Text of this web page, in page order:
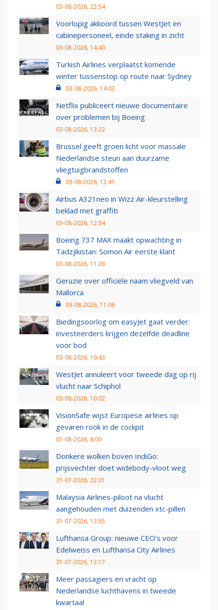
03-08-2026, 22:54
Voorlopig akkoord tussen WestJet en
cabinepersoneel, einde staking in zicht
03-08-2026, 14:40
Turkish Airlines verplaatst komende
winter tussenstop op route naar Sydney
03-08-2026, 14:03
Netflix publiceert nieuwe documentaire
over problemen bij Boeing
03-08-2026, 13:22
Brussel geeft groen licht voor massale
Nederlandse steun aan duurzame
vliegtuigbrandstoffen
03-08-2026, 12:41
Airbus A321neo in Wizz Air-kleurstelling
beklad met graffiti
03-08-2026, 12:34
Boeing 737 MAX maakt opwachting in
Tadzjikistan: Somon Air eerste klant
03-08-2026, 11:26
Geruzie over officiële naam vliegveld van
Mallorca
03-08-2026, 11:06
Biedingsoorlog om easyJet gaat verder:
investeerders krijgen dezelfde deadline
voor bod
03-08-2026, 10:43
WestJet annuleert voor tweede dag op rij
vlucht naar Schiphol
03-08-2026, 10:02
VisionSafe wijst Europese airlines op
gevaren rook in de cockpit
01-08-2026, 8:00
Donkere wolken boven IndiGo:
prijsvechter doet widebody-vloot weg
31-07-2026, 22:01
Malaysia Airlines-piloot na vlucht
aangehouden met duizenden xtc-pillen
31-07-2026, 13:55
Lufthansa Group: nieuwe CEO’s voor
Edelweiss en Lufthansa City Airlines
31-07-2026, 13:17
Meer passagiers en vracht op
Nederlandse luchthavens in tweede
kwartaal